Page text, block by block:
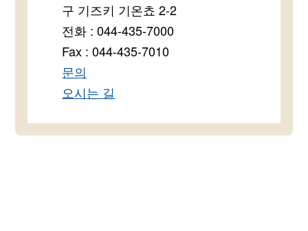
구 기즈키 기온쵸 2-2
전화 : 044-435-7000
Fax : 044-435-7010
문의
오시는 길